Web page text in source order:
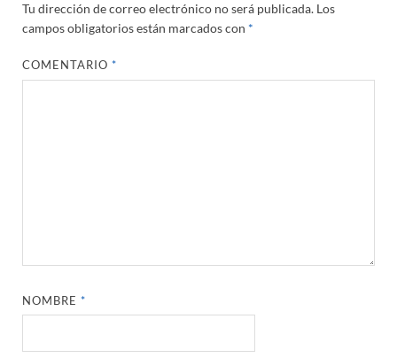
Tu dirección de correo electrónico no será publicada. Los
campos obligatorios están marcados con *
COMENTARIO*
NOMBRE*